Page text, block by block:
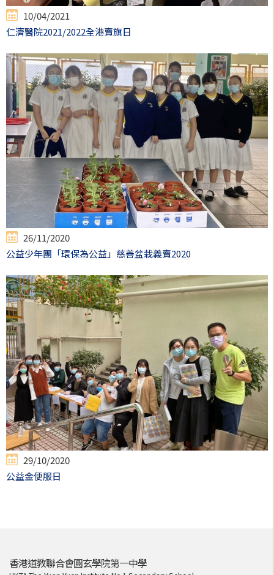
10/04/2021
仁濟醫院2021/2022全港賣旗日
26/11/2020
公益少年團「環保為公益」慈善盆栽義賣2020
29/10/2020
公益金便服日
香港道教聯合會圓玄學院第一中學